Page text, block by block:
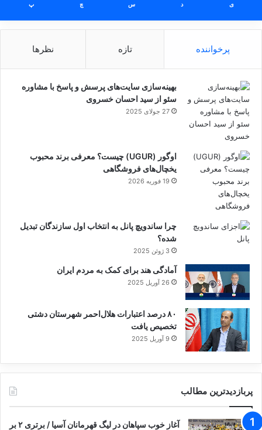
ی د س چ پ
پرخواننده تازه نظرها
بهینه‌سازی سایت‌های پرسش و پاسخ با مشاوره
سئو از سید احسان خسروی
27 جولای 2025
اوگور (UGUR) چیست؟ معرفی برند محبوب
یخچال‌های فروشگاهی
19 فوریه 2026
چرا ساندویچ پانل به انتخاب اول سازندگان تبدیل
شده؟
3 ژوئن 2025
آمادگی هند برای کمک به مردم ایران
26 آوریل 2025
۸۰ درصد اعتبارات هلال‌احمر شهرستان دشتی
تخصیص یافت
9 آوریل 2025
پربازدیدترین مطالب
آغاز خوب سپاهان در لیگ قهرمانان آسیا / برتری ۲ بر